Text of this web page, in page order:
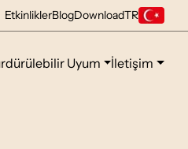
EtkinliklerBlogDownloadTR
Uyum İletişim